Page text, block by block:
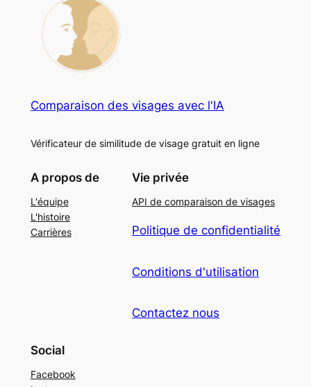
Comparaison des visages avec l'IA
Vérificateur de similitude de visage gratuit en ligne
A propos de
L'équipe
L'histoire
Carrières
Vie privée
API de comparaison de visages
Politique de confidentialité
Conditions d'utilisation
Contactez nous
Social
Facebook